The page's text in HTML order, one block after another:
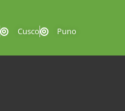
Cusco Puno